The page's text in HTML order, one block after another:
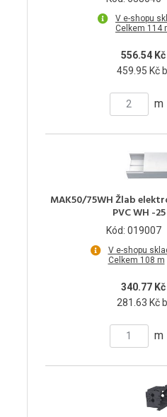
V e-shopu
Celkem 114
556.54 Kč
459.95 Kč
m
MAK50/75WH Žlab
PVC WH -
Kód: 019007
V e-shopu
Celkem 108 m
340.77 Kč
281.63 Kč
m